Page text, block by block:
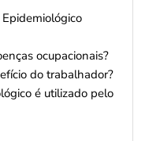
ocupacionais?
do trabalhador?
é utilizado pelo